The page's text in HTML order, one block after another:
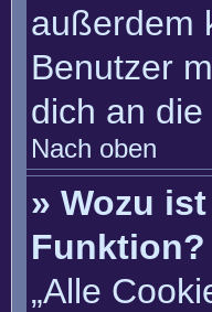
außerdem
Benutzer
dich an
Nach oben
» Wozu
Funktion?
„Alle